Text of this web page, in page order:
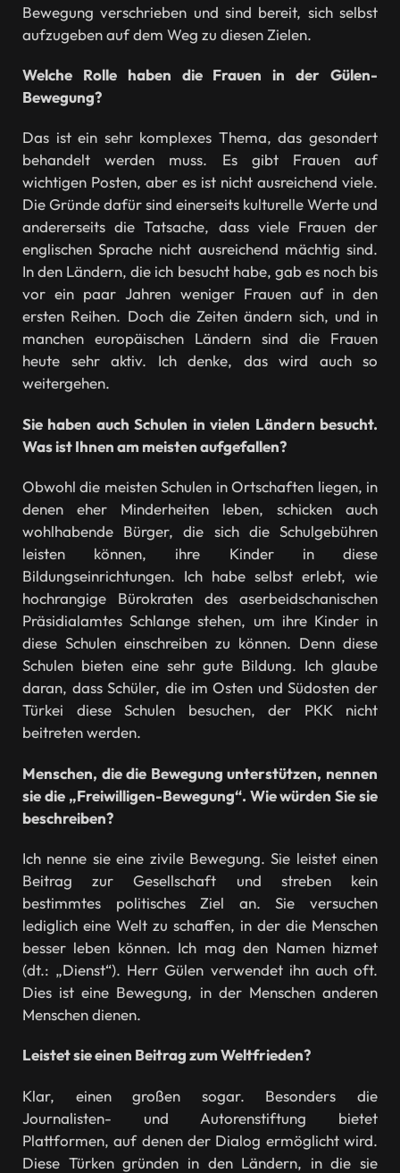
Bewegung verschrieben und sind bereit, sich selbst
aufzugeben auf dem Weg zu diesen Zielen.
Welche Rolle haben die Frauen in der Gülen-
Bewegung?
Das ist ein sehr komplexes Thema, das gesondert
behandelt werden muss. Es gibt Frauen auf
wichtigen Posten, aber es ist nicht ausreichend viele.
Die Gründe dafür sind einerseits kulturelle Werte und
andererseits die Tatsache, dass viele Frauen der
englischen Sprache nicht ausreichend mächtig sind.
In den Ländern, die ich besucht habe, gab es noch bis
vor ein paar Jahren weniger Frauen auf in den
ersten Reihen. Doch die Zeiten ändern sich, und in
manchen europäischen Ländern sind die Frauen
heute sehr aktiv. Ich denke, das wird auch so
weitergehen.
Sie haben auch Schulen in vielen Ländern besucht.
Was ist Ihnen am meisten aufgefallen?
Obwohl die meisten Schulen in Ortschaften liegen, in
denen eher Minderheiten leben, schicken auch
wohlhabende Bürger, die sich die Schulgebühren
leisten können, ihre Kinder in diese
Bildungseinrichtungen. Ich habe selbst erlebt, wie
hochrangige Bürokraten des aserbeidschanischen
Präsidialamtes Schlange stehen, um ihre Kinder in
diese Schulen einschreiben zu können. Denn diese
Schulen bieten eine sehr gute Bildung. Ich glaube
daran, dass Schüler, die im Osten und Südosten der
Türkei diese Schulen besuchen, der PKK nicht
beitreten werden.
Menschen, die die Bewegung unterstützen, nennen
sie die „Freiwilligen-Bewegung“. Wie würden Sie sie
beschreiben?
Ich nenne sie eine zivile Bewegung. Sie leistet einen
Beitrag zur Gesellschaft und streben kein
bestimmtes politisches Ziel an. Sie versuchen
lediglich eine Welt zu schaffen, in der die Menschen
besser leben können. Ich mag den Namen hizmet
(dt.: „Dienst“). Herr Gülen verwendet ihn auch oft.
Dies ist eine Bewegung, in der Menschen anderen
Menschen dienen.
Leistet sie einen Beitrag zum Weltfrieden?
Klar, einen großen sogar. Besonders die
Journalisten- und Autorenstiftung bietet
Plattformen, auf denen der Dialog ermöglicht wird.
Diese Türken gründen in den Ländern, in die sie